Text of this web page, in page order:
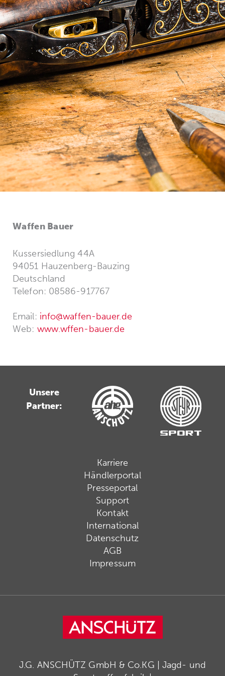
Waffen Bauer
Kussersiedlung 44A
94051 Hauzenberg-Bauzing
Deutschland
Telefon: 08586-917767
Email: info@waffen-bauer.de
Web: www.wffen-bauer.de
Unsere
Partner:
Karriere
Händlerportal
Presseportal
Support
Kontakt
International
Datenschutz
AGB
Impressum
J.G. ANSCHÜTZ GmbH & Co.KG | Jagd- und